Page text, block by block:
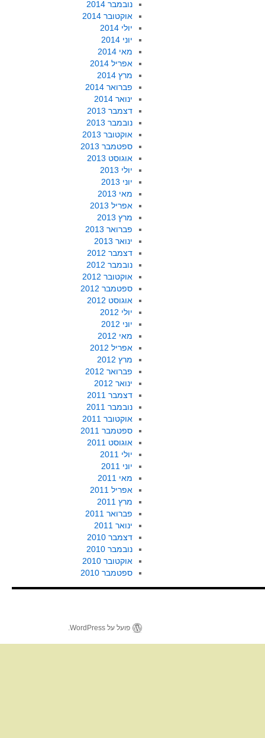
נובמבר 2014
אוקטובר 2014
יולי 2014
יוני 2014
מאי 2014
אפריל 2014
מרץ 2014
פברואר 2014
ינואר 2014
דצמבר 2013
נובמבר 2013
אוקטובר 2013
ספטמבר 2013
אוגוסט 2013
יולי 2013
יוני 2013
מאי 2013
אפריל 2013
מרץ 2013
פברואר 2013
ינואר 2013
דצמבר 2012
נובמבר 2012
אוקטובר 2012
ספטמבר 2012
אוגוסט 2012
יולי 2012
יוני 2012
מאי 2012
אפריל 2012
מרץ 2012
פברואר 2012
ינואר 2012
דצמבר 2011
נובמבר 2011
אוקטובר 2011
ספטמבר 2011
אוגוסט 2011
יולי 2011
יוני 2011
מאי 2011
אפריל 2011
מרץ 2011
פברואר 2011
ינואר 2011
דצמבר 2010
נובמבר 2010
אוקטובר 2010
ספטמבר 2010
פועל על WordPress.